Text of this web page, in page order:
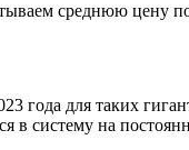
среднюю цену
года для таких
систему на